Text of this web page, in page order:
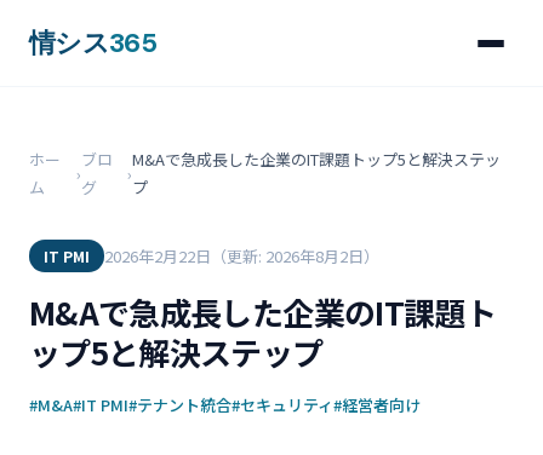
情シス365
ホー
ム
›
ブロ
グ
›
M&Aで急成長した企業のIT課題トップ5と解決ステッ
プ
IT PMI 2026年2月22日 （更新: 2026年8月2日）
M&Aで急成長した企業のIT課題ト
ップ5と解決ステップ
#M&A#IT PMI#テナント統合#セキュリティ#経営者向け